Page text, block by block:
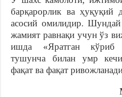
барқарорлик ва ҳуқуқий
асосий омилидир.
жамият равнақи учун ўз
ишда «Яратган кўриб
тушунча билан умр
фақат ва фақат